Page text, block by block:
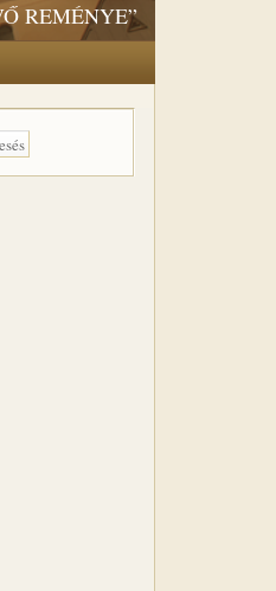
REMÉNYE”